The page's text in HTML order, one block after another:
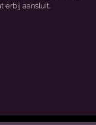
erbij aansluit.